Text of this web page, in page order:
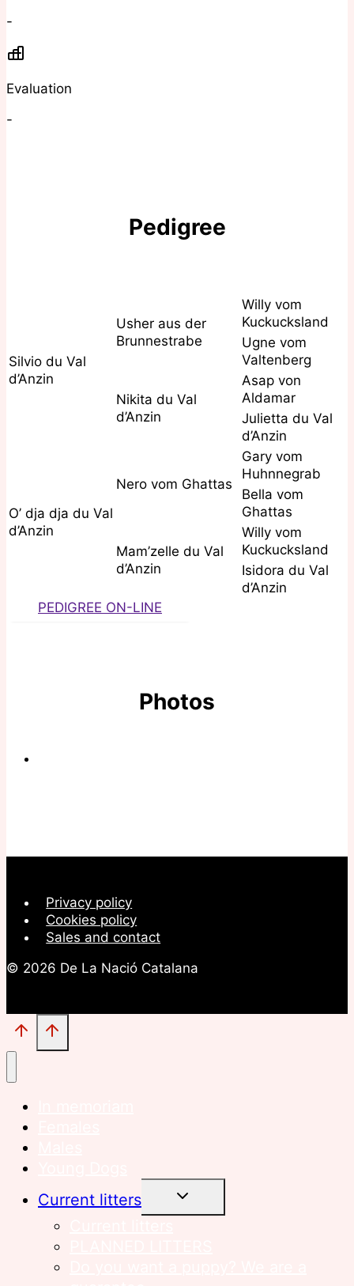
-
Evaluation
-
Pedigree
Silvio du Val
d’Anzin
Usher aus der
Brunnestrabe
Willy vom
Kuckucksland
Ugne vom
Valtenberg
Nikita du Val
d’Anzin
Asap von
Aldamar
Julietta du Val
d’Anzin
O’ dja dja du Val
d’Anzin
Nero vom Ghattas
Gary vom
Huhnnegrab
Bella vom
Ghattas
Mam’zelle du Val
d’Anzin
Willy vom
Kuckucksland
Isidora du Val
d’Anzin
PEDIGREE ON-LINE
Photos
Privacy policy
Cookies policy
Sales and contact
© 2026 De La Nació Catalana
Current litters
TOGGLE
CHILD
MENU